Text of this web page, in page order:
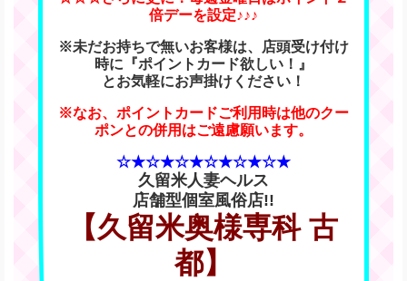
倍デーを設定♪♪♪
※未だお持ちで無いお客様は、店頭受け付け
時に『ポイントカード欲しい！』
とお気軽にお声掛けください！
※なお、ポイントカードご利用時は他のクー
ポンとの併用はご遠慮願います。
☆★☆★☆★☆★☆★☆★
久留米人妻ヘルス
店舗型個室風俗店!!
【久留米奥様専科 古
都】